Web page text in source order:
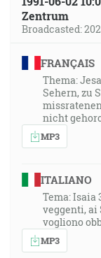
Zentrum
Broadcasted:
FRANÇAIS
Thema:
Sehern, zu
nicht
MP3
ITALIANO
Tema: Isaia
veggenti, ai
vogliono
MP3